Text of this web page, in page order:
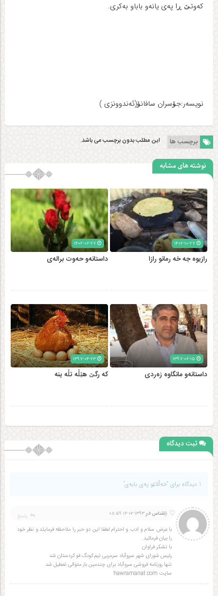
که‌وتێ ڕا په‌ی یانه‌و باباو به‌کری.
نویسه‌ر:جۆسران سافانۆ(ئه‌ندوونزی )
برچسب ها این مطلب بدون برچسب می باشد.
نوشته های مشابه
۱۴۰۲-۱۰-۲۷
رازیوه جه‌ خه رمانو رازا داستانه‌و حه‌وت براله‌ی
داستانەو مانگاوە زەردی که رگێ هێڵه تڵه ینه
ثبت دیدگاه
1 دیدگاه برای “خه‌ڵاتێو په‌ی بابه‌ی”
6
ناشناس در۱۳۹۳-۰۲-۱۶ ۰۸:۵۹
با عرض سلام و ادب و احترام لطفا این دو خبر را ملاحظه فرمایئد و نظر خود
را بیان فرمائید.
با تشکر فراوان
رئیس شورای شهر سروآباد سرمربی تیم کونگ فو کردستان شد
تنها روزنامه فروشی سروآباد برای چندمین بار متوالی تعطیل شد
سایت hawramanat.com
پاسخ